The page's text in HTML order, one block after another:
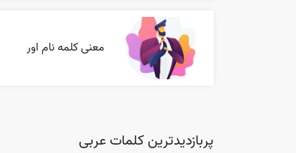
معنی کلمه نام اور
پربازدیدترین کلمات عربی